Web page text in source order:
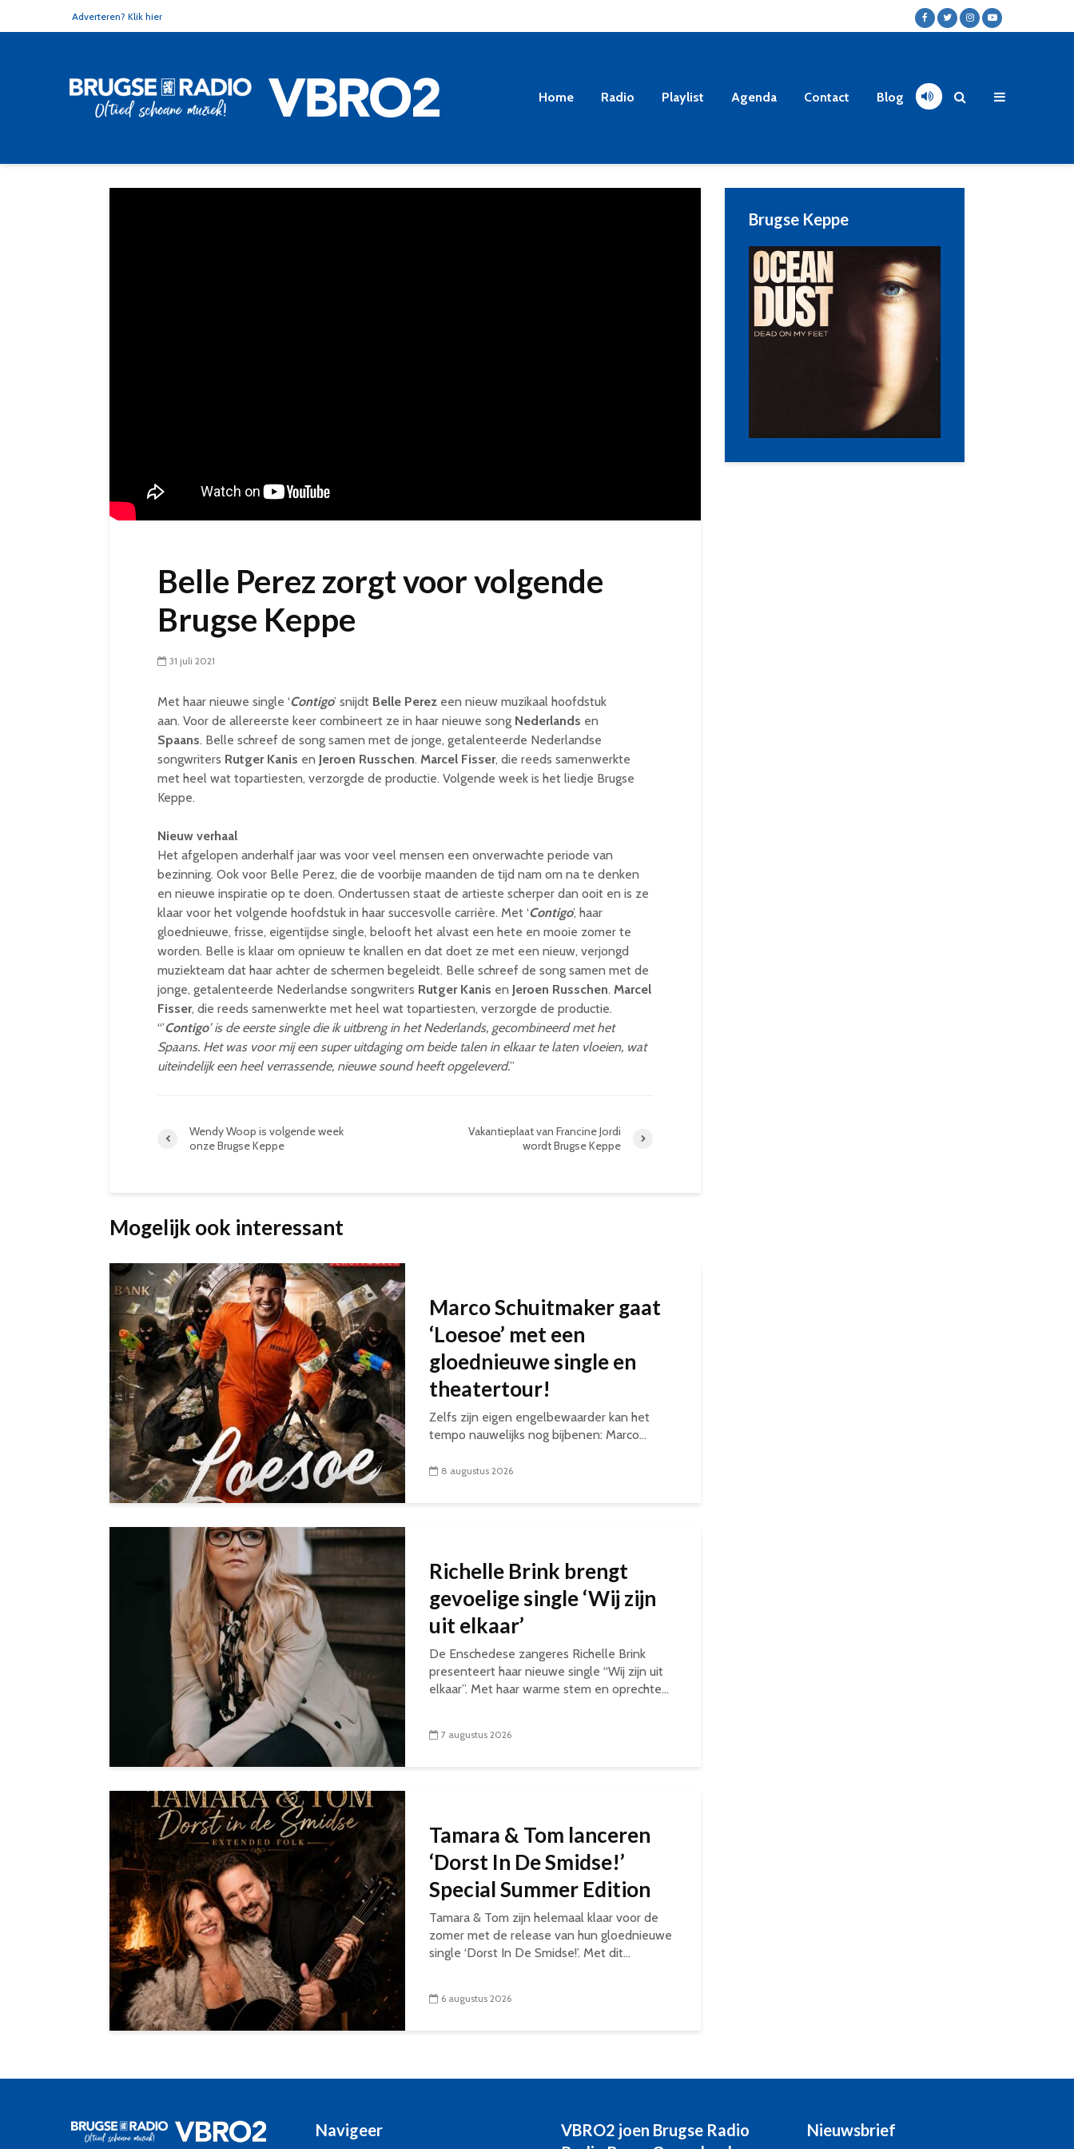
Adverteren? Klik hier
Home Radio Playlist Agenda Contact Blog
Belle Perez zorgt voor volgende
Brugse Keppe
31 juli 2021
Met haar nieuwe single ‘Contigo’ snijdt Belle Perez een nieuw muzikaal hoofdstuk
aan. Voor de allereerste keer combineert ze in haar nieuwe song Nederlands en
Spaans. Belle schreef de song samen met de jonge, getalenteerde Nederlandse
songwriters Rutger Kanis en Jeroen Russchen. Marcel Fisser, die reeds samenwerkte
met heel wat topartiesten, verzorgde de productie. Volgende week is het liedje Brugse
Keppe.
Nieuw verhaal
Het afgelopen anderhalf jaar was voor veel mensen een onverwachte periode van
bezinning. Ook voor Belle Perez, die de voorbije maanden de tijd nam om na te denken
en nieuwe inspiratie op te doen. Ondertussen staat de artieste scherper dan ooit en is ze
klaar voor het volgende hoofdstuk in haar succesvolle carrière. Met ‘Contigo’, haar
gloednieuwe, frisse, eigentijdse single, belooft het alvast een hete en mooie zomer te
worden. Belle is klaar om opnieuw te knallen en dat doet ze met een nieuw, verjongd
muziekteam dat haar achter de schermen begeleidt. Belle schreef de song samen met de
jonge, getalenteerde Nederlandse songwriters Rutger Kanis en Jeroen Russchen. Marcel
Fisser, die reeds samenwerkte met heel wat topartiesten, verzorgde de productie.
“’Contigo’ is de eerste single die ik uitbreng in het Nederlands, gecombineerd met het
Spaans. Het was voor mij een super uitdaging om beide talen in elkaar te laten vloeien, wat
uiteindelijk een heel verrassende, nieuwe sound heeft opgeleverd.”
Wendy Woop is volgende week
onze Brugse Keppe
Vakantieplaat van Francine Jordi
wordt Brugse Keppe
Mogelijk ook interessant
Marco Schuitmaker gaat
‘Loesoe’ met een
gloednieuwe single en
theatertour!
Zelfs zijn eigen engelbewaarder kan het
tempo nauwelijks nog bijbenen: Marco...
8 augustus 2026
Richelle Brink brengt
gevoelige single ‘Wij zijn
uit elkaar’
De Enschedese zangeres Richelle Brink
presenteert haar nieuwe single “Wij zijn uit
elkaar”. Met haar warme stem en oprechte...
7 augustus 2026
Tamara & Tom lanceren
‘Dorst In De Smidse!’
Special Summer Edition
Tamara & Tom zijn helemaal klaar voor de
zomer met de release van hun gloednieuwe
single ‘Dorst In De Smidse!’. Met dit...
6 augustus 2026
Brugse Keppe
Navigeer
VBRO2 joen Brugse Radio
Nieuwsbrief